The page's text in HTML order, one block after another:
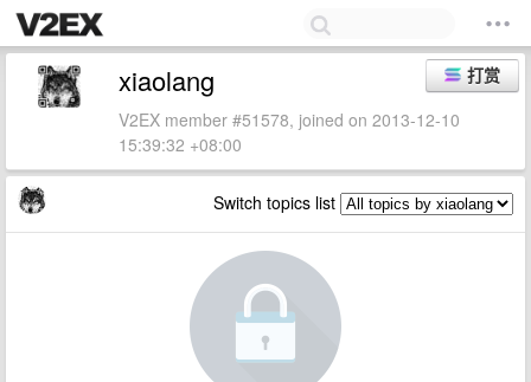
打赏
xiaolang
V2EX member #51578, joined on 2013-12-10
15:39:32 +08:00
Switch topics list